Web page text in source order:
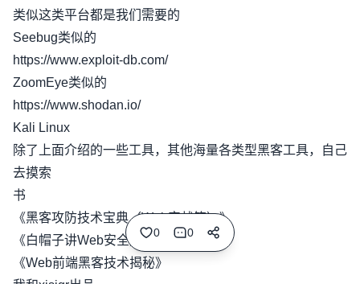
类似这类平台都是我们需要的
Seebug类似的
https://www.exploit-db.com/
ZoomEye类似的
https://www.shodan.io/
Kali Linux
除了上面介绍的一些工具，其他海量各类型黑客工具，自己
去摸索
书
《黑客攻防技术宝典（Web实战篇）》
《白帽子讲Web安全》
《Web前端黑客技术揭秘》
0 0